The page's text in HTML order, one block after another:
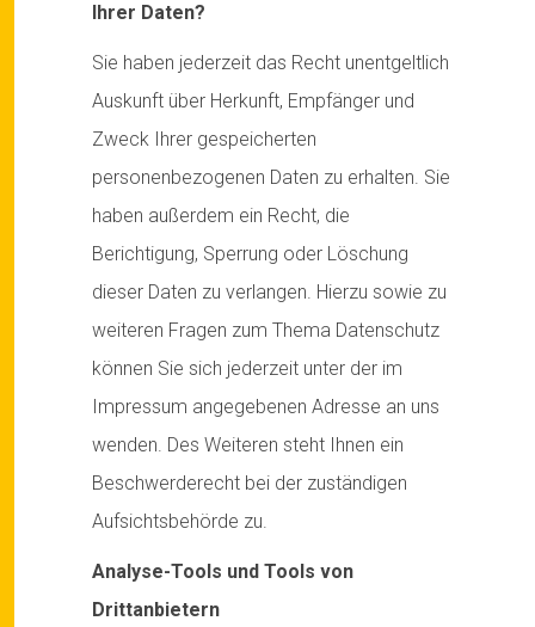
Ihrer Daten?
Sie haben jederzeit das Recht unentgeltlich
Auskunft über Herkunft, Empfänger und
Zweck Ihrer gespeicherten
personenbezogenen Daten zu erhalten. Sie
haben außerdem ein Recht, die
Berichtigung, Sperrung oder Löschung
dieser Daten zu verlangen. Hierzu sowie zu
weiteren Fragen zum Thema Datenschutz
können Sie sich jederzeit unter der im
Impressum angegebenen Adresse an uns
wenden. Des Weiteren steht Ihnen ein
Beschwerderecht bei der zuständigen
Aufsichtsbehörde zu.
Analyse-Tools und Tools von
Drittanbietern